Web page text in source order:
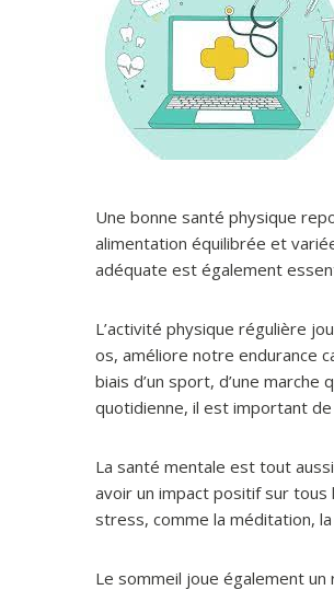
Une bonne santé physique
alimentation équilibrée et
adéquate est également
L’activité physique régulière
os, améliore notre endurance
biais d’un sport, d’une
quotidienne, il est important
La santé mentale est tout
avoir un impact positif sur
stress, comme la méditation,
Le sommeil joue également